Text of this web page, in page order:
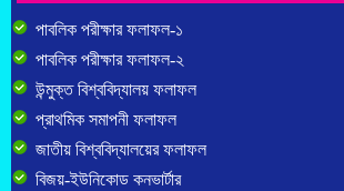
পাবলিক পরীক্ষার ফলাফল-১
পাবলিক পরীক্ষার ফলাফল-২
উন্মুক্ত বিশ্ববিদ্যালয় ফলাফল
প্রাথমিক সমাপনী ফলাফল
জাতীয় বিশ্ববিদ্যালয়ের ফলাফল
বিজয়-ইউনিকোড কনভার্টার